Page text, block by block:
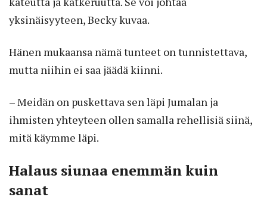
yksinäisyyteen, Becky kuvaa.
Hänen mukaansa nämä tunteet on tunnistettava,
mutta niihin ei saa jäädä kiinni.
– Meidän on puskettava sen läpi Jumalan ja
ihmisten yhteyteen ollen samalla rehellisiä siinä,
mitä käymme läpi.
Halaus siunaa enemmän kuin
sanat